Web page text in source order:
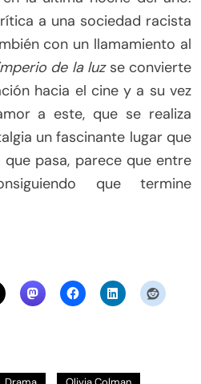
a una sociedad racista
con un llamamiento al
de la luz se convierte
hacia el cine y a su vez
a este, que se realiza
un fascinante lugar que
pasa, parece que entre
que termine